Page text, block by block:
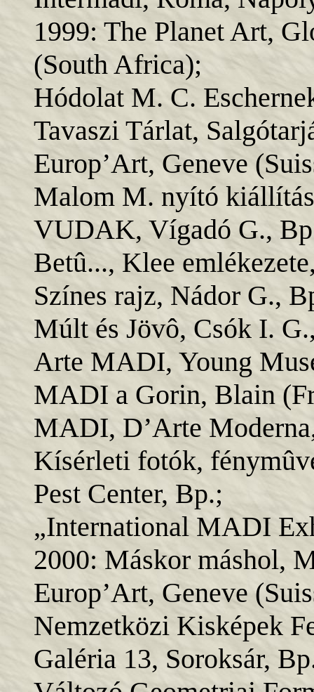
1999: The Planet Art,
(South Africa);
Hódolat M. C.
Tavaszi Tárlat,
Europ’Art, Geneve
Malom M. nyító
VUDAK, Vígadó G.,
Betû..., Klee
Színes rajz, Nádor G.,
Múlt és Jövô, Csók I.
Arte MADI, Young
MADI a Gorin, Blain
MADI, D’Arte
Kísérleti fotók,
Pest Center, Bp.;
„International MADI
2000: Máskor máshol,
Europ’Art, Geneve
Nemzetközi Kisképek
Galéria 13, Soroksár,